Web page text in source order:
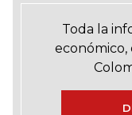
Toda la
económico,